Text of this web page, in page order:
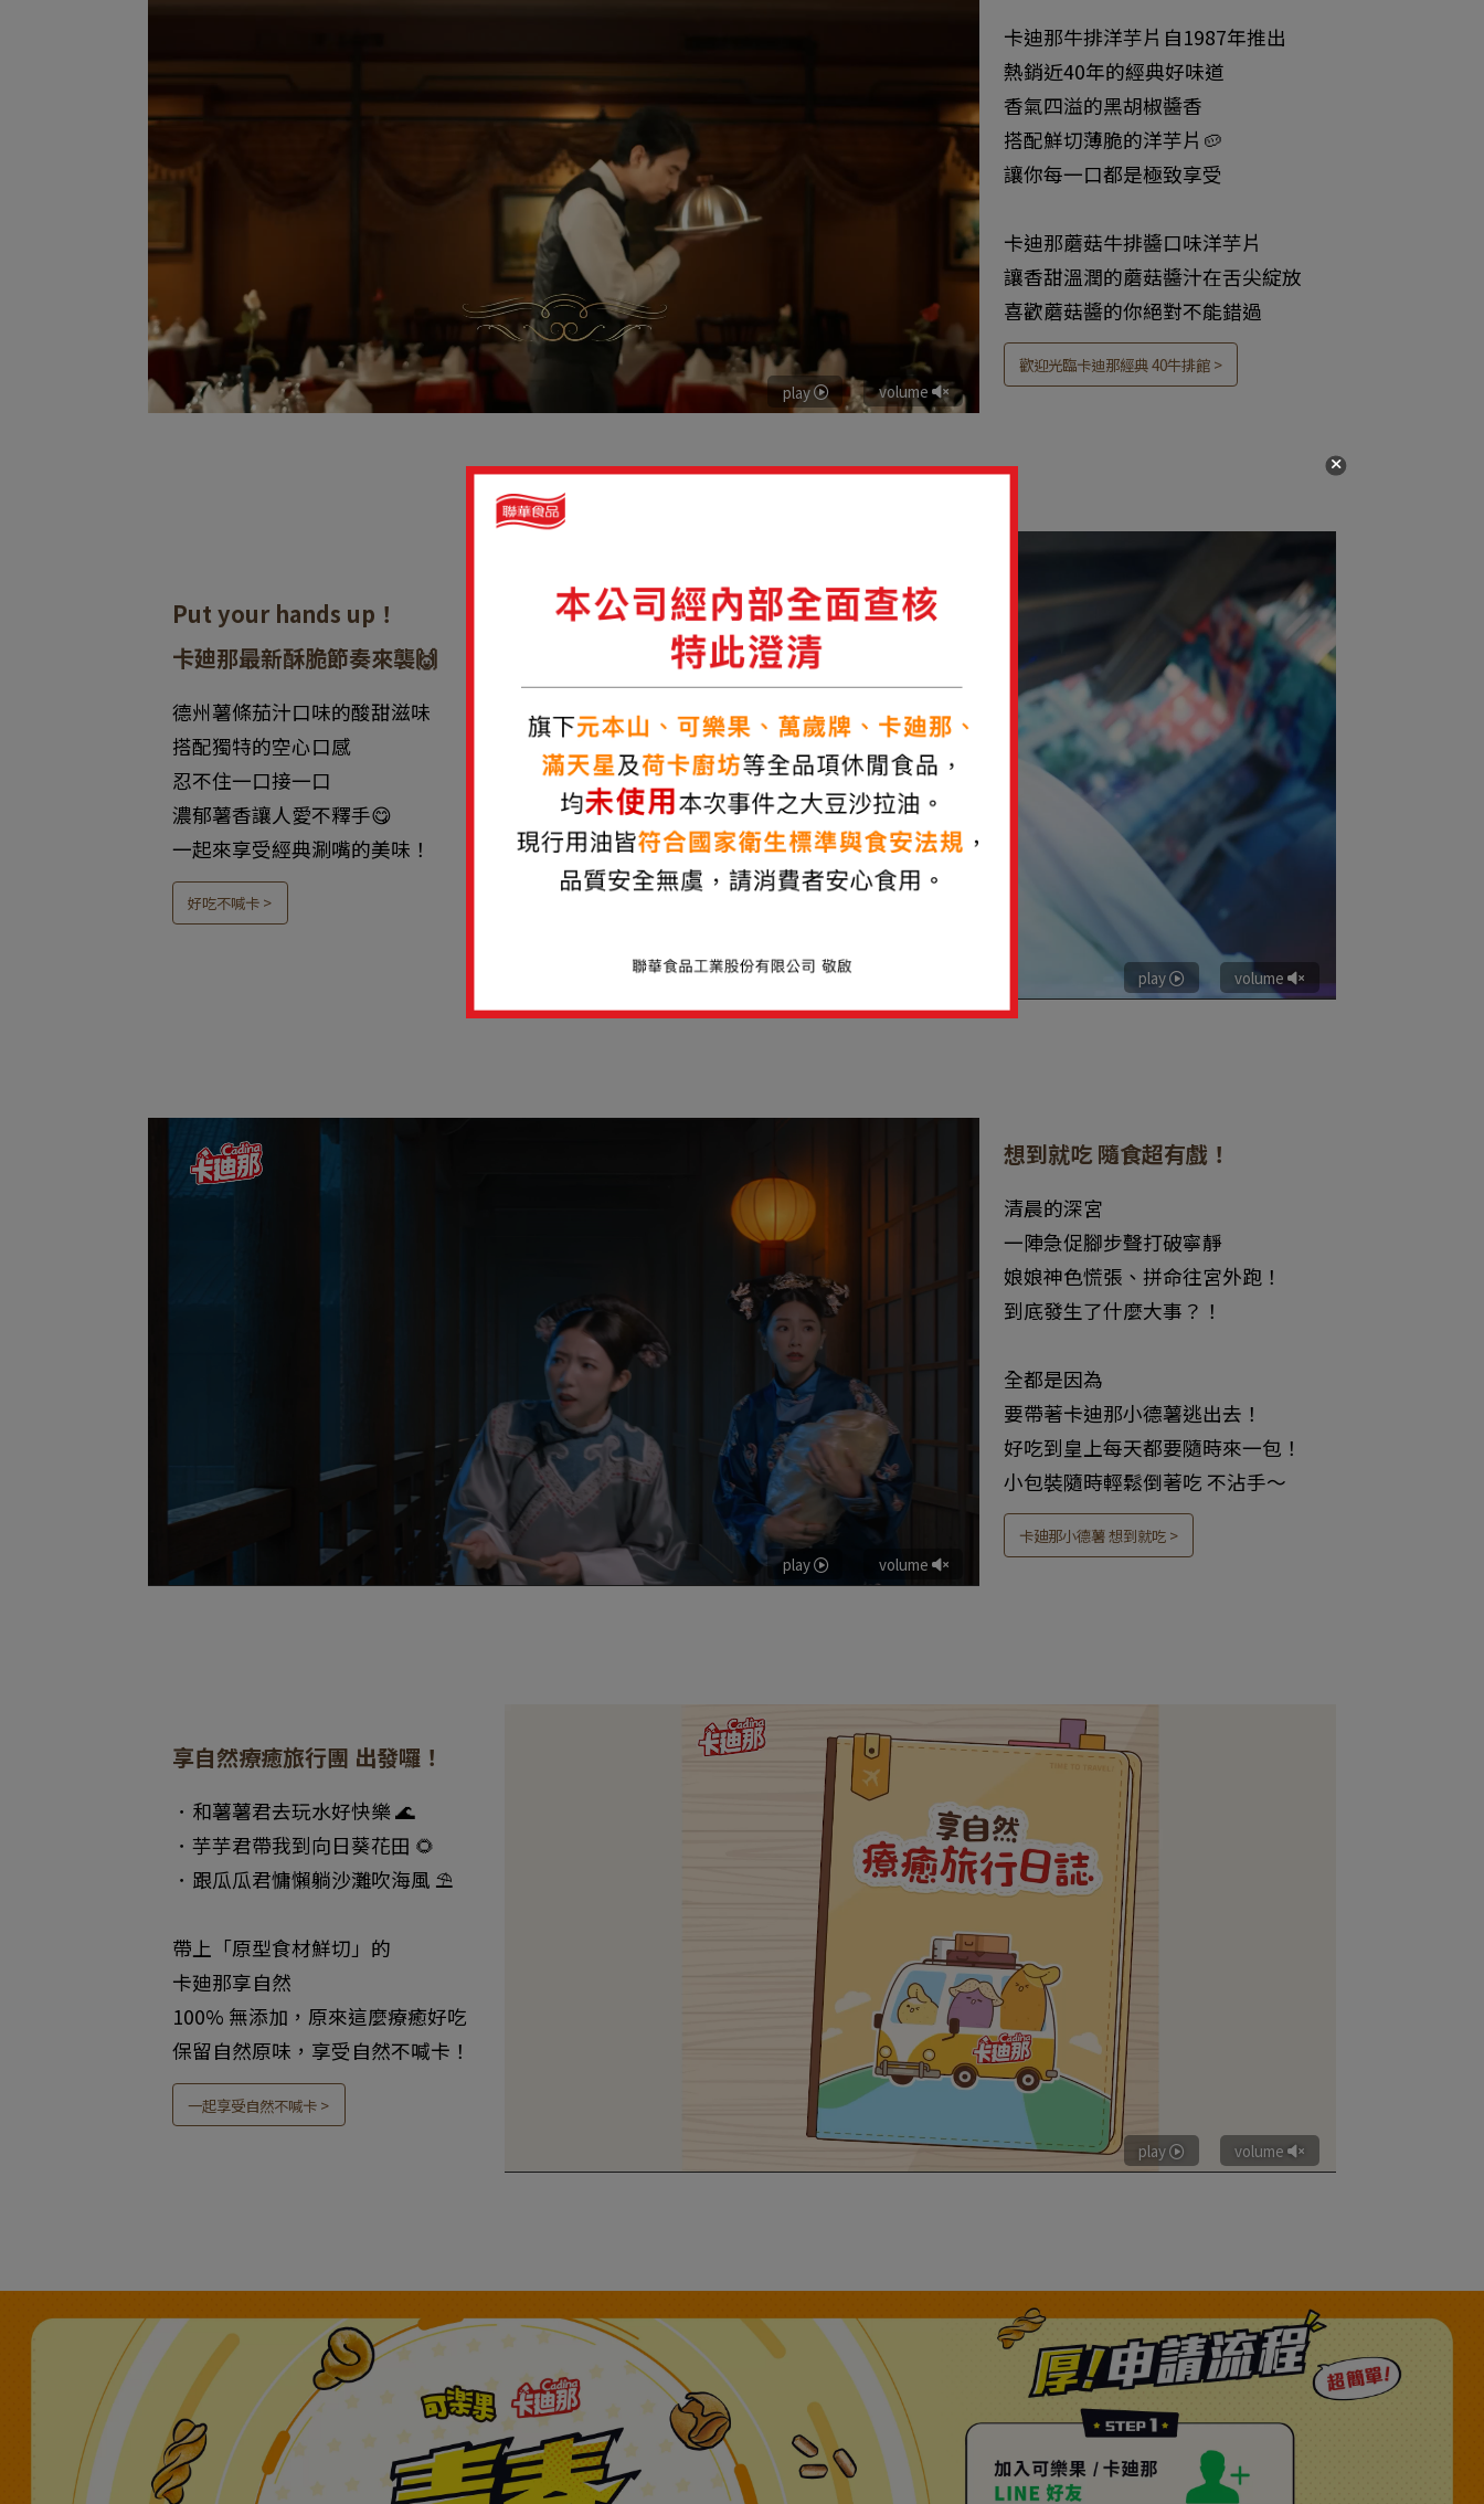
play volume
​卡迪那牛排洋芋片自1987年推出
熱銷近40年的經典好味道
香氣四溢的黑胡椒醬香
搭配鮮切薄脆的洋芋片🥔​​
讓你每一口都是極致享受​
卡迪那蘑菇牛排醬口味洋芋片​
讓香甜溫潤的蘑菇醬汁在舌尖綻放​
喜歡蘑菇醬的你絕對不能錯過​
歡迎光臨卡迪那經典 40牛排館 >
Put your hands up！
卡廸那最新酥脆節奏來襲🙌
德州薯條茄汁口味的酸甜滋味
搭配獨特的空心口感
忍不住一口接一口
濃郁薯香讓人愛不釋手😋
一起來享受經典涮嘴的美味！
好吃不喊卡 >
play volume
play volume
想到就吃 隨食超有戲！
清晨的深宮
一陣急促腳步聲打破寧靜
娘娘神色慌張、拼命往宮外跑！
到底發生了什麼大事？！
全都是因為
要帶著卡迪那小德薯逃出去！
好吃到皇上每天都要隨時來一包！
小包裝隨時輕鬆倒著吃 不沾手～
卡廸那小德薯 想到就吃 >
享自然療癒旅行團 出發囉！​
．和薯薯君去玩水好快樂 🌊 ​
．芋芋君帶我到向日葵花田 🌻​
．跟瓜瓜君慵懶躺沙灘吹海風 ⛱️​
帶上「原型食材鮮切」的
卡廸那享自然​
100% 無添加，原來這麼療癒好吃​
保留自然原味，享受自然不喊卡！
一起享受自然不喊卡 >
play volume